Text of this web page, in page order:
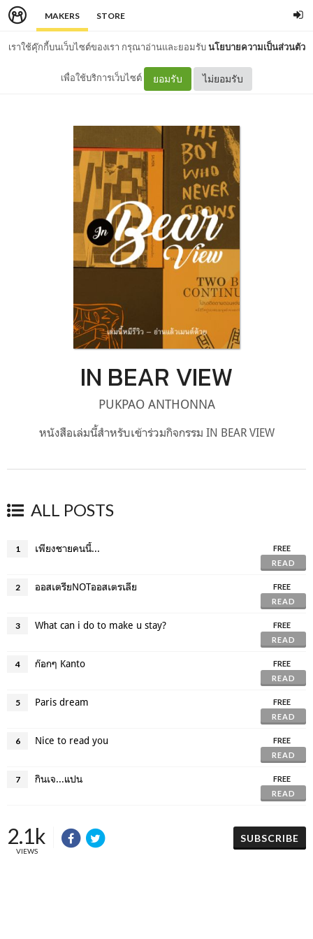
MAKERS STORE
เราใช้คุ๊กกี้บนเว็บไซต์ของเรา กรุณาอ่านและยอมรับนโยบายความเป็นส่วนตัว
เพื่อใช้บริการเว็บไซต์ ยอมรับ ไม่ยอมรับ
IN BEAR VIEW
PUKPAO ANTHONNA
หนังสือเล่มนี้สำหรับเข้าร่วมกิจกรรม IN BEAR VIEW
ALL POSTS
1 เพียงชายคนนี้...
FREE
READ
2 ออสเตรียNOTออสเตรเลีย
FREE
READ
3 What can i do to make u stay?
FREE
READ
4 ก๊อกๆ Kanto
FREE
READ
5 Paris dream
FREE
READ
6 Nice to read you
FREE
READ
7 กินเจ...แปน
FREE
READ
2.1k
VIEWS
SUBSCRIBE